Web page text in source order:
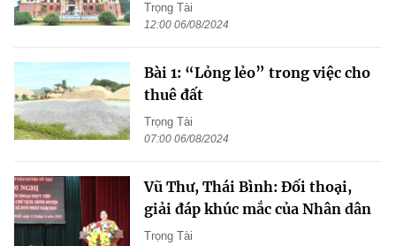
Trọng Tài
12:00 06/08/2024
Bài 1: “Lỏng lẻo” trong việc cho
thuê đất
Trọng Tài
07:00 06/08/2024
Vũ Thư, Thái Bình: Đối thoại,
giải đáp khúc mắc của Nhân dân
Trọng Tài